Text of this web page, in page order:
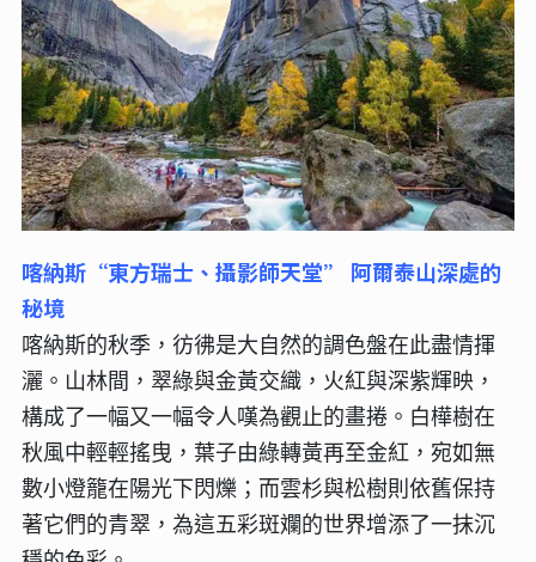
喀納斯“東方瑞士、攝影師天堂” 阿爾泰山深處的
秘境
喀納斯的秋季，彷彿是大自然的調色盤在此盡情揮
灑。山林間，翠綠與金黃交織，火紅與深紫輝映，
構成了一幅又一幅令人嘆為觀止的畫捲。白樺樹在
秋風中輕輕搖曳，葉子由綠轉黃再至金紅，宛如無
數小燈籠在陽光下閃爍；而雲杉與松樹則依舊保持
著它們的青翠，為這五彩斑斕的世界增添了一抹沉